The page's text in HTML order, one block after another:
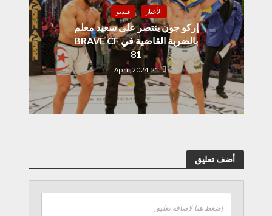
الأخبار فيديو
إركو جون ينتصر على سعيد معلم
بالضربة القاضية في BRAVE CF
81
21 April,2024
أضف تعليق
إضغط هنا لإضافة تعليق